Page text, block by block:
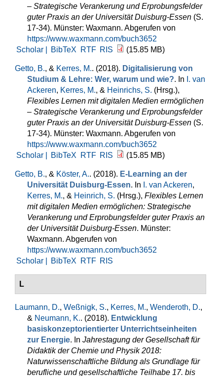
– Strategische Verankerung und Erprobungsfelder
guter Praxis an der Universität Duisburg-Essen (S.
17-34). Münster: Waxmann. Abgerufen von
https://www.waxmann.com/buch3652
Scholar |
BibTeX RTF RIS (15.85 MB)
Getto, B., & Kerres, M.. (2018). Digitalisierung von
Studium & Lehre: Wer, warum und wie?. In I. van
Ackeren, Kerres, M., & Heinrichs, S. (Hrsg.),
Flexibles Lernen mit digitalen Medien ermöglichen
– Strategische Verankerung und Erprobungsfelder
guter Praxis an der Universität Duisburg-Essen (S.
17-34). Münster: Waxmann. Abgerufen von
https://www.waxmann.com/buch3652
Scholar |
BibTeX RTF RIS (15.85 MB)
Getto, B., & Köster, A.. (2018). E-Learning an der
Universität Duisburg-Essen. In I. van Ackeren,
Kerres, M., & Heinrich, S. (Hrsg.), Flexibles Lernen
mit digitalen Medien ermöglichen: Strategische
Verankerung und Erprobungsfelder guter Praxis an
der Universität Duisburg-Essen. Münster:
Waxmann. Abgerufen von
https://www.waxmann.com/buch3652
Scholar |
BibTeX RTF RIS
L
Laumann, D., Weßnigk, S., Kerres, M., Wenderoth, D.,
& Neumann, K.. (2018). Entwicklung
basiskonzeptorientierter Unterrichtseinheiten
zur Energie. In Jahrestagung der Gesellschaft für
Didaktik der Chemie und Physik 2018:
Naturwissenschaftliche Bildung als Grundlage für
berufliche und gesellschaftliche Teilhabe 17. bis